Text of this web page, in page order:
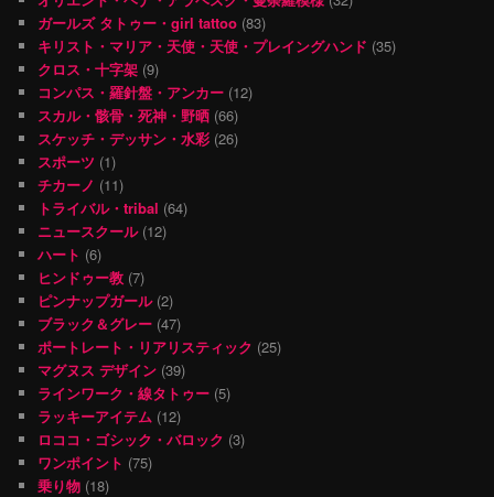
ガールズ タトゥー・girl tattoo (83)
キリスト・マリア・天使・天使・プレイングハンド (35)
クロス・十字架 (9)
コンパス・羅針盤・アンカー (12)
スカル・骸骨・死神・野晒 (66)
スケッチ・デッサン・水彩 (26)
スポーツ (1)
チカーノ (11)
トライバル・tribal (64)
ニュースクール(12)
ハート (6)
ヒンドゥー教 (7)
ピンナップガール(2)
ブラック＆グレー (47)
ポートレート・リアリスティック (25)
マグヌス デザイン (39)
ラインワーク・線タトゥー (5)
ラッキーアイテム (12)
ロココ・ゴシック・バロック (3)
ワンポイント (75)
乗り物 (18)